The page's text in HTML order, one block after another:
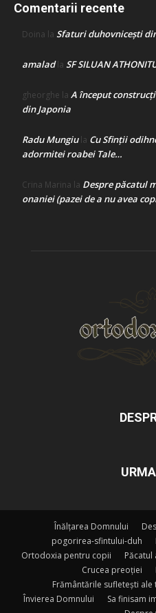
Comentarii recente
Doina la Sfaturi duhovnicești
amaladla SF SILUAN
gheorghe la A început
din Japonia
Radu Mungiula Cu Sfinții
adormitei roabei Tale…
Crina Marina la Despre păcatul
onaniei (pazei de a nu avea
Înălțarea Domnului
pogorirea-sfintului-duh
Ortodoxia pentru copii
Păcatul
Crucea preoției
Frământările sufletești
Învierea Domnului
Sa finisam